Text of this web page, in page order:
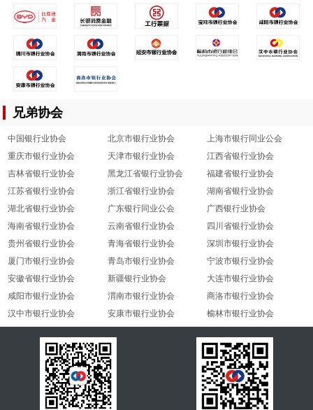
兄弟协会
中国银行业协会 北京市银行业协会
上海市银行同业公会
重庆市银行业协会
天津市银行业协会
江西省银行业协会
吉林省银行业协会
黑龙江省银行业协会
福建省银行业协会
江苏省银行业协会
浙江省银行业协会
湖南省银行业协会
湖北省银行业协会
广东银行同业公会
广西银行业协会
海南省银行业协会
云南省银行业协会
四川省银行业协会
贵州省银行业协会
青海省银行业协会
深圳市银行业协会
厦门市银行业协会
青岛市银行业协会
宁波市银行业协会
安徽省银行业协会
新疆银行业协会
大连市银行业协会
咸阳市银行业协会
渭南市银行业协会
商洛市银行业协会
汉中市银行业协会
安康市银行业协会 榆林市银行业协会